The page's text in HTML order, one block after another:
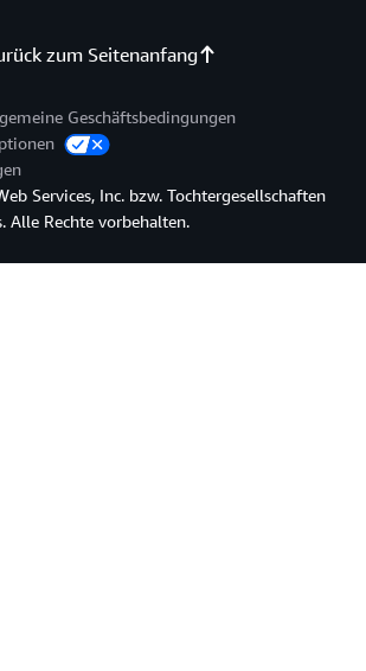
zum Seitenanfang
Geschäftsbedingungen
Services, Inc. bzw. Tochtergesellschaften
Alle Rechte vorbehalten.